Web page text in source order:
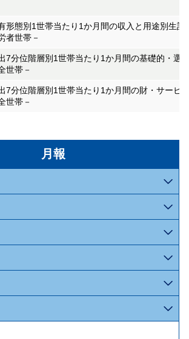
月報
形態別1世帯当たり1か月間の収入と用途別生計
者世帯－
7分位階層別1世帯当たり1か月間の基礎的・選
世帯－
7分位階層別1世帯当たり1か月間の財・サービ
世帯－